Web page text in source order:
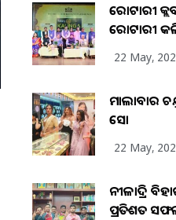
ରୋଟାରୀ
ରୋଟାରୀ
22 May,
ମାଲାବାର
ସୋ
22 May,
ନୀଳାଦ୍ରି
ପ୍ରତିଶତ